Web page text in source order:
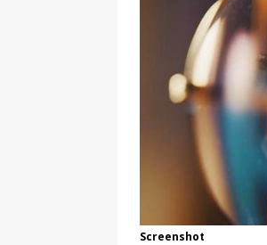
Screenshot